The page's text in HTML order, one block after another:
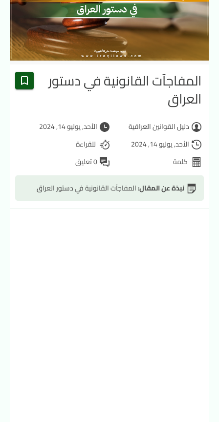
المفاجآت القانونية في دستور
العراق
دليل القوانين العراقية
الأحد, يوليو 14, 2024
الأحد, يوليو 14, 2024
للقراءة
كلمة
0 تعليق
نبذة عن المقال:المفاجآت القانونية في دستور العراق